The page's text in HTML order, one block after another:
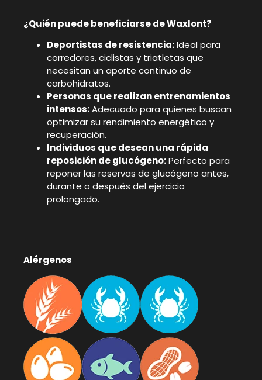
¿Quién puede beneficiarse de WaxIont?
Deportistas de resistencia:Ideal para
corredores, ciclistas y triatletas que
necesitan un aporte continuo de
carbohidratos.
Personas que realizan entrenamientos
intensos:Adecuado para quienes buscan
optimizar su rendimiento energético y
recuperación.
Individuos que desean una rápida
reposición de glucógeno:Perfecto para
reponer las reservas de glucógeno antes,
durante o después del ejercicio
prolongado.
Alérgenos